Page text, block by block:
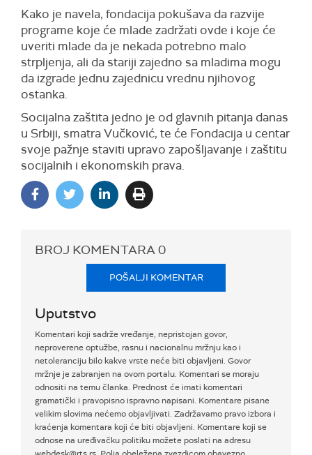
Kako je navela, fondacija pokušava da razvije
programe koje će mlade zadržati ovde i koje će
uveriti mlade da je nekada potrebno malo
strpljenja, ali da stariji zajedno sa mladima mogu
da izgrade jednu zajednicu vrednu njihovog
ostanka.
Socijalna zaštita jedno je od glavnih pitanja danas
u Srbiji, smatra Vučković, te će Fondacija u centar
svoje pažnje staviti upravo zapošljavanje i zaštitu
socijalnih i ekonomskih prava.
BROJ KOMENTARA0
POŠALJI KOMENTAR
Uputstvo
Komentari koji sadrže vređanje, nepristojan govor,
neproverene optužbe, rasnu i nacionalnu mržnju kao i
netoleranciju bilo kakve vrste neće biti objavljeni. Govor
mržnje je zabranjen na ovom portalu. Komentari se moraju
odnositi na temu članka. Prednost će imati komentari
gramatički i pravopisno ispravno napisani. Komentare pisane
velikim slovima nećemo objavljivati. Zadržavamo pravo izbora i
kraćenja komentara koji će biti objavljeni. Komentare koji se
odnose na uređivačku politiku možete poslati na adresu